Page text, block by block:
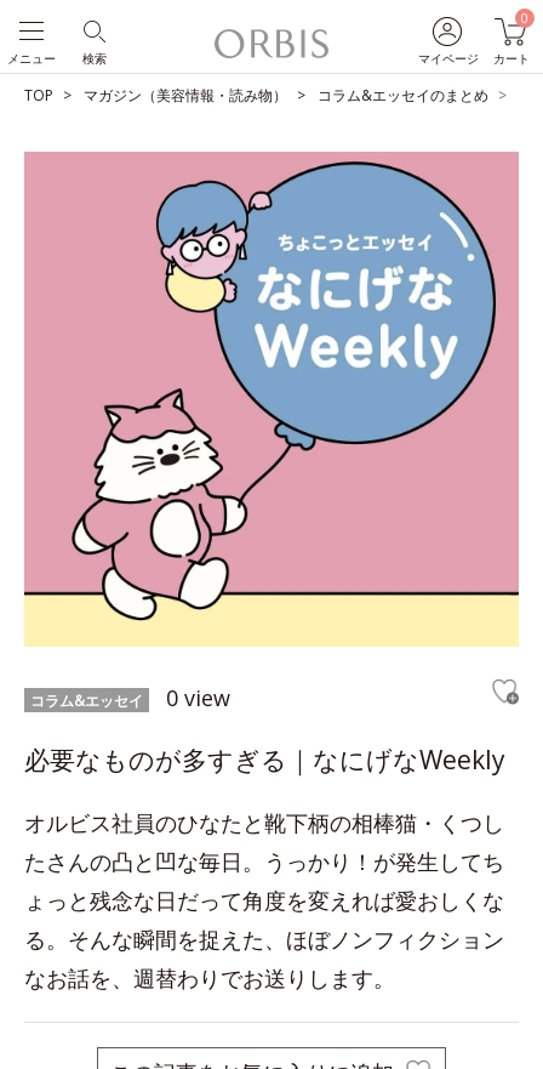
マイページ
0
カート
検索
メニュー
TOP マガジン（美容情報・読み物） コラム&エッセイのまとめ
コラム&エッセイ 0 view
必要なものが多すぎる｜なにげなWeekly
オルビス社員のひなたと靴下柄の相棒猫・くつし
たさんの凸と凹な毎日。うっかり！が発生してち
ょっと残念な日だって角度を変えれば愛おしくな
る。そんな瞬間を捉えた、ほぼノンフィクション
なお話を、週替わりでお送りします。